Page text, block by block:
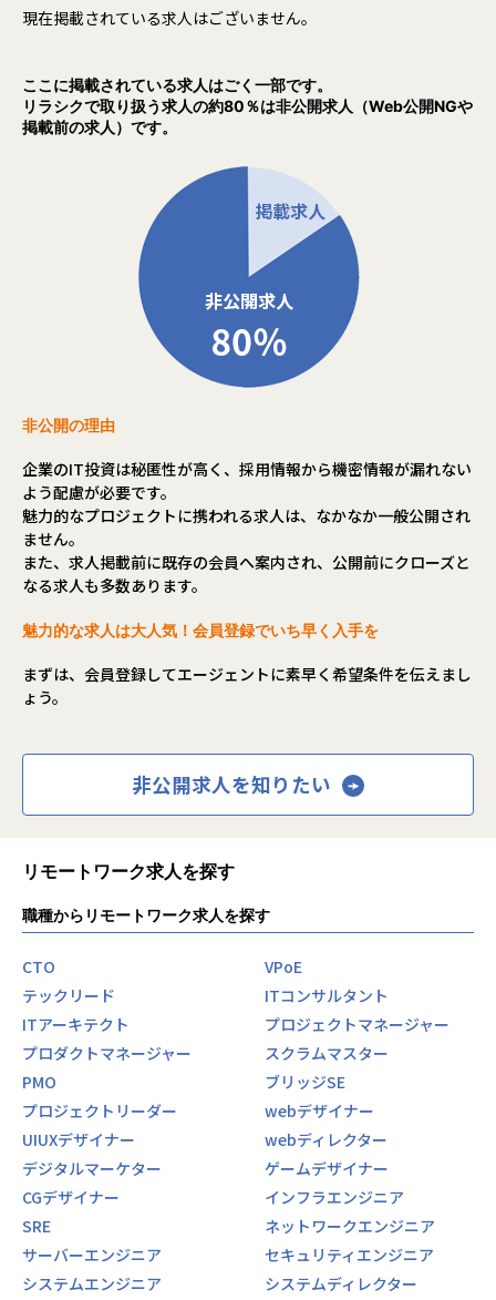
現在掲載されている求人はございません。
ここに掲載されている求人はごく一部です。
リラシクで取り扱う求人の約80％は非公開求人（Web公開NGや
掲載前の求人）です。
非公開の理由
企業のIT投資は秘匿性が高く、採用情報から機密情報が漏れない
よう配慮が必要です。
魅力的なプロジェクトに携われる求人は、なかなか一般公開され
ません。
また、求人掲載前に既存の会員へ案内され、公開前にクローズと
なる求人も多数あります。
魅力的な求人は大人気！会員登録でいち早く入手を
まずは、会員登録してエージェントに素早く希望条件を伝えまし
ょう。
非公開求人を知りたい
リモートワーク求人を探す
職種からリモートワーク求人を探す
CTO
VPoE
テックリード
ITコンサルタント
ITアーキテクト
プロジェクトマネージャー
プロダクトマネージャー
スクラムマスター
PMO
ブリッジSE
プロジェクトリーダー
webデザイナー
UIUXデザイナー
webディレクター
デジタルマーケター
ゲームデザイナー
CGデザイナー
インフラエンジニア
SRE
ネットワークエンジニア
サーバーエンジニア
セキュリティエンジニア
システムエンジニア
システムディレクター